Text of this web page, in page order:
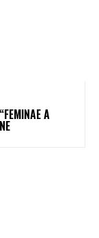
A